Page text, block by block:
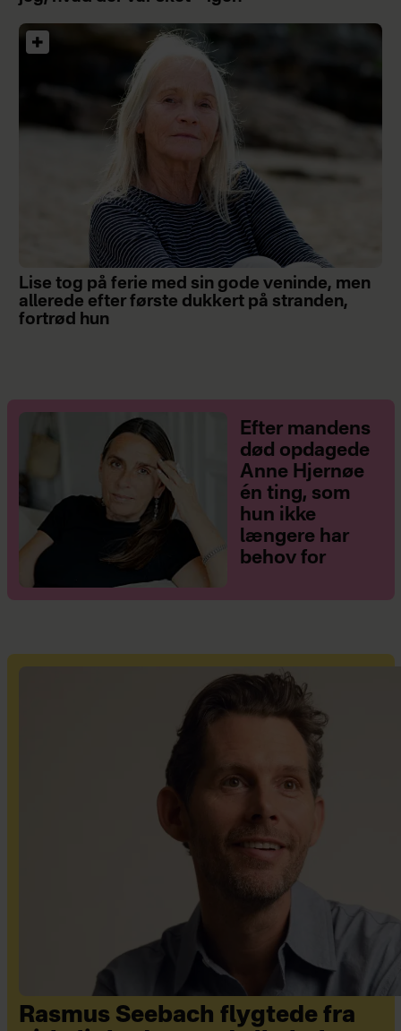
Lise tog på ferie med sin gode veninde, men
allerede efter første dukkert på stranden,
fortrød hun
Efter mandens
død opdagede
Anne Hjernøe
én ting, som
hun ikke
længere har
behov for
Rasmus Seebach flygtede fra